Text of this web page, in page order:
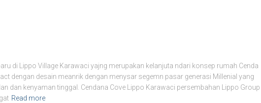
di Lippo Village Karawaci yajng merupakan kelanjuta ndari konsep rumah Cenda
dengan desain meanrik dengan menysar segemn pasar generasi Millenial yang
dan kenyaman tinggal. Cendana Cove Lippo Karawaci persembahan Lippo Group
Read more